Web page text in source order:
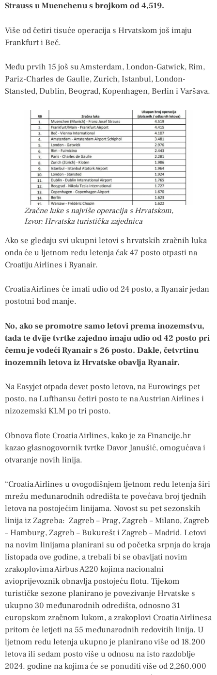
Strauss u Muenchenu s brojkom od 4,519.
Više od četiri tisuće operacija s Hrvatskom još imaju
Frankfurt i Beč.
Među prvih 15 još su Amsterdam, London-Gatwick, Rim,
Pariz-Charles de Gaulle, Zurich, Istanbul, London-
Stansted, Dublin, Beograd, Kopenhagen, Berlin i Varšava.
Zračne luke s najviše operacija s Hrvatskom,
Izvor: Hrvatska turistička zajednica
Ako se gledaju svi ukupni letovi s hrvatskih zračnih luka
onda će u ljetnom redu letenja čak 47 posto otpasti na
Croatiju Airlines i Ryanair.
Croatia Airlines će imati udio od 24 posto, a Ryanair jedan
postotni bod manje.
No, ako se promotre samo letovi prema inozemstvu,
tada te dvije tvrtke zajedno imaju udio od 42 posto pri
čemu je vodeći Ryanair s 26 posto. Dakle, četvrtinu
inozemnih letova iz Hrvatske obavlja Ryanair.
Na Easyjet otpada devet posto letova, na Eurowings pet
posto, na Lufthansu četiri posto te na Austrian Airlines i
nizozemski KLM po tri posto.
Obnova flote Croatia Airlines, kako je za Financije.hr
kazao glasnogovornik tvrtke Davor Janušić, omogućava i
otvaranje novih linija.
“Croatia Airlines u ovogodišnjem ljetnom redu letenja širi
mrežu međunarodnih odredišta te povećava broj tjednih
letova na postojećim linijama. Novost su pet sezonskih
linija iz Zagreba: Zagreb – Prag, Zagreb – Milano, Zagreb
– Hamburg, Zagreb – Bukurešt i Zagreb – Madrid. Letovi
na novim linijama planirani su od početka srpnja do kraja
listopada ove godine, a trebali bi se obavljati novim
zrakoplovima Airbus A220 kojima nacionalni
avioprijevoznik obnavlja postojeću flotu. Tijekom
turističke sezone planirano je povezivanje Hrvatske s
ukupno 30 međunarodnih odredišta, odnosno 31
europskom zračnom lukom, a zrakoplovi Croatia Airlinesa
pritom će letjeti na 55 međunarodnih redovitih linija. U
ljetnom redu letenja ukupno je planirano više od 18.200
letova ili sedam posto više u odnosu na isto razdoblje
2024. godine na kojima će se ponuditi više od 2,260.000